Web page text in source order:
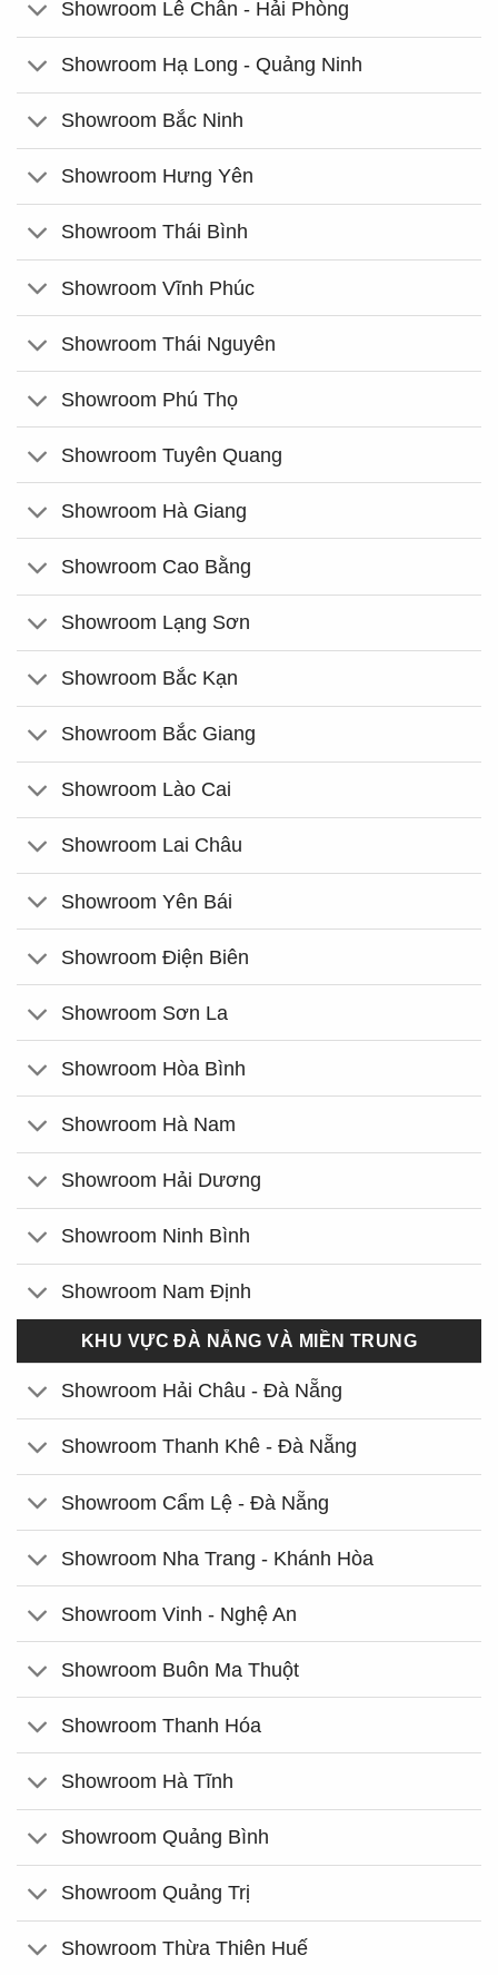
Showroom Lê Chân - Hải Phòng
Showroom Hạ Long - Quảng Ninh
Showroom Bắc Ninh
Showroom Hưng Yên
Showroom Thái Bình
Showroom Vĩnh Phúc
Showroom Thái Nguyên
Showroom Phú Thọ
Showroom Tuyên Quang
Showroom Hà Giang
Showroom Cao Bằng
Showroom Lạng Sơn
Showroom Bắc Kạn
Showroom Bắc Giang
Showroom Lào Cai
Showroom Lai Châu
Showroom Yên Bái
Showroom Điện Biên
Showroom Sơn La
Showroom Hòa Bình
Showroom Hà Nam
Showroom Hải Dương
Showroom Ninh Bình
Showroom Nam Định
KHU VỰC ĐÀ NẴNG VÀ MIỀN TRUNG
Showroom Hải Châu - Đà Nẵng
Showroom Thanh Khê - Đà Nẵng
Showroom Cẩm Lệ - Đà Nẵng
Showroom Nha Trang - Khánh Hòa
Showroom Vinh - Nghệ An
Showroom Buôn Ma Thuột
Showroom Thanh Hóa
Showroom Hà Tĩnh
Showroom Quảng Bình
Showroom Quảng Trị
Showroom Thừa Thiên Huế